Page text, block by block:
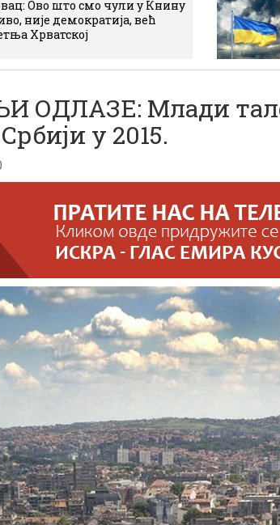
Ово што смо чули у Книну
није демократија, већ
Хрватској
ОДЛАЗЕ: Млади
у 2015.